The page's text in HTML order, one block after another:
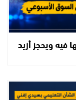
ويحجز أزيد